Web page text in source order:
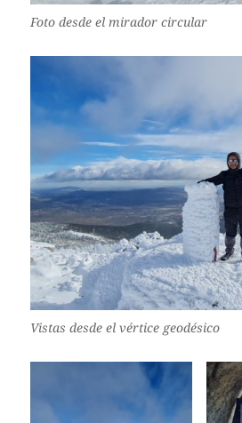
Foto desde el mirador circular
Vistas desde el vértice geodésico